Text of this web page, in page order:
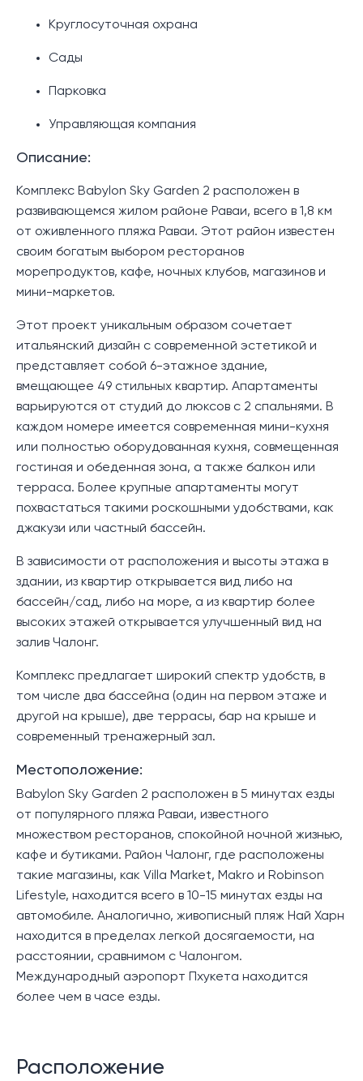
Круглосуточная охрана
Сады
Парковка
Управляющая компания
Описание:
Комплекс Babylon Sky Garden 2 расположен в
развивающемся жилом районе Раваи, всего в 1,8 км
от оживленного пляжа Раваи. Этот район известен
своим богатым выбором ресторанов
морепродуктов, кафе, ночных клубов, магазинов и
мини-маркетов.
Этот проект уникальным образом сочетает
итальянский дизайн с современной эстетикой и
представляет собой 6-этажное здание,
вмещающее 49 стильных квартир. Апартаменты
варьируются от студий до люксов с 2 спальнями. В
каждом номере имеется современная мини-кухня
или полностью оборудованная кухня, совмещенная
гостиная и обеденная зона, а также балкон или
терраса. Более крупные апартаменты могут
похвастаться такими роскошными удобствами, как
джакузи или частный бассейн.
В зависимости от расположения и высоты этажа в
здании, из квартир открывается вид либо на
бассейн/сад, либо на море, а из квартир более
высоких этажей открывается улучшенный вид на
залив Чалонг.
Комплекс предлагает широкий спектр удобств, в
том числе два бассейна (один на первом этаже и
другой на крыше), две террасы, бар на крыше и
современный тренажерный зал.
Местоположение:
Babylon Sky Garden 2 расположен в 5 минутах езды
от популярного пляжа Раваи, известного
множеством ресторанов, спокойной ночной жизнью,
кафе и бутиками. Район Чалонг, где расположены
такие магазины, как Villa Market, Makro и Robinson
Lifestyle, находится всего в 10-15 минутах езды на
автомобиле. Аналогично, живописный пляж Най Харн
находится в пределах легкой досягаемости, на
расстоянии, сравнимом с Чалонгом.
Международный аэропорт Пхукета находится
более чем в часе езды.
Расположение